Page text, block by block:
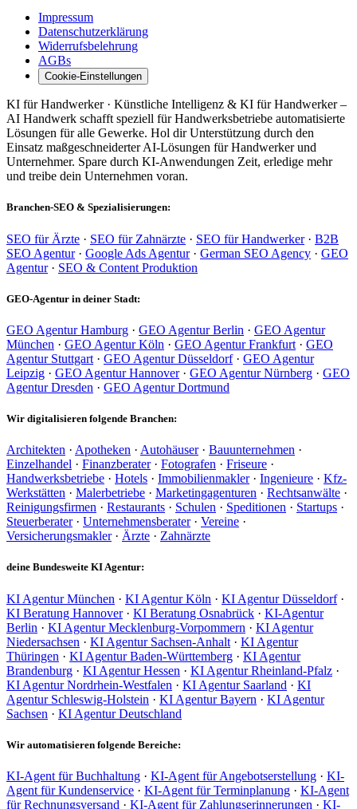
Impressum
Datenschutzerklärung
Widerrufsbelehrung
AGBs
Cookie-Einstellungen
KI für Handwerker · Künstliche Intelligenz & KI für Handwerker –
AI Handwerk schafft speziell für Handwerksbetriebe automatisierte
Lösungen für alle Gewerke. Hol dir Unterstützung durch den
Einsatz maßgeschneiderter AI-Lösungen für Handwerker und
Unternehmer. Spare durch KI-Anwendungen Zeit, erledige mehr
und treibe dein Unternehmen voran.
Branchen-SEO & Spezialisierungen:
SEO für Ärzte · SEO für Zahnärzte · SEO für Handwerker· B2B
SEO Agentur· Google Ads Agentur· German SEO Agency · GEO
Agentur· SEO & Content Produktion
GEO-Agentur in deiner Stadt:
GEO Agentur Hamburg · GEO Agentur Berlin · GEO Agentur
München · GEO Agentur Köln · GEO Agentur Frankfurt · GEO
Agentur Stuttgart · GEO Agentur Düsseldorf· GEO Agentur
Leipzig · GEO Agentur Hannover· GEO Agentur Nürnberg · GEO
Agentur Dresden · GEO Agentur Dortmund
Wir digitalisieren folgende Branchen:
Architekten · Apotheken · Autohäuser· Bauunternehmen ·
Einzelhandel · Finanzberater· Fotografen · Friseure ·
Handwerksbetriebe · Hotels · Immobilienmakler· Ingenieure · Kfz-
Werkstätten · Malerbetriebe · Marketingagenturen · Rechtsanwälte ·
Reinigungsfirmen · Restaurants · Schulen · Speditionen · Startups ·
Steuerberater· Unternehmensberater· Vereine ·
Versicherungsmakler· Ärzte · Zahnärzte
deine Bundesweite KI Agentur:
KI Agentur München · KI Agentur Köln · KI Agentur Düsseldorf·
KI Beratung Hannover· KI Beratung Osnabrück · KI-Agentur
Berlin · KI Agentur Mecklenburg-Vorpommern · KI Agentur
Niedersachsen · KI Agentur Sachsen-Anhalt · KI Agentur
Thüringen · KI Agentur Baden-Württemberg · KI Agentur
Brandenburg · KI Agentur Hessen · KI Agentur Rheinland-Pfalz ·
KI Agentur Nordrhein-Westfalen · KI Agentur Saarland · KI
Agentur Schleswig-Holstein · KI Agentur Bayern · KI Agentur
Sachsen · KI Agentur Deutschland
Wir automatisieren folgende Bereiche:
KI-Agent für Buchhaltung · KI-Agent für Angebotserstellung · KI-
Agent für Kundenservice · KI-Agent für Terminplanung · KI-Agent
für Rechnungsversand · KI-Agent für Zahlungserinnerungen · KI-